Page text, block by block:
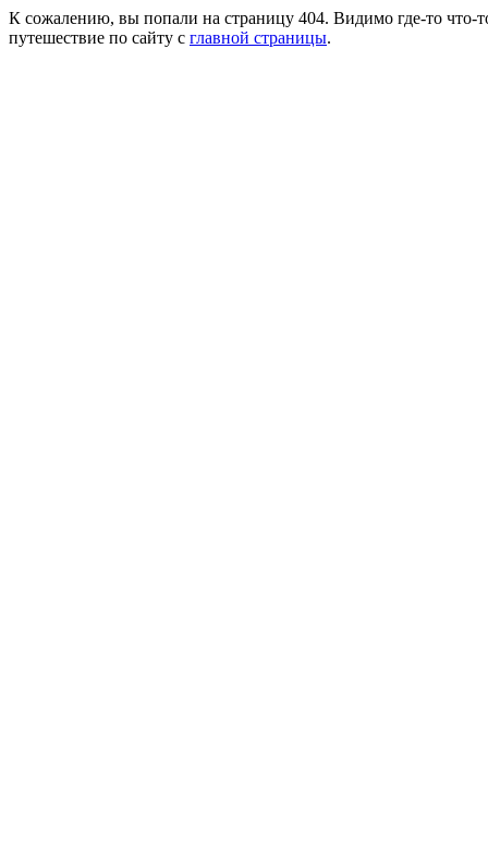
К сожалению, вы попали на страницу 404. Видимо где-то что-
путешествие по сайту с главной страницы.